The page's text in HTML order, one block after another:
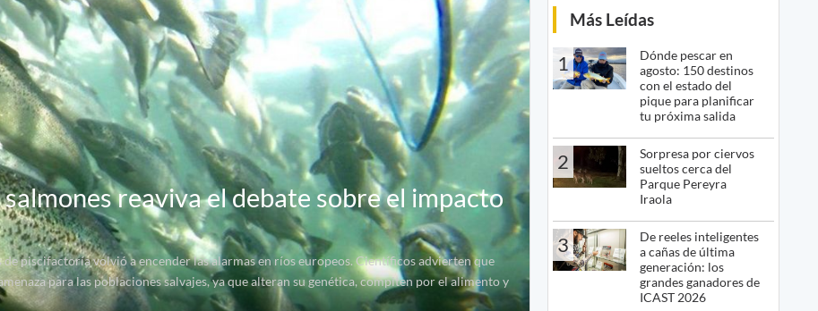
reaviva el debate sobre el impacto
de piscifactoría volvió a encender las alarmas en ríos europeos. Científicos advierten que
para las poblaciones salvajes, ya que alteran su genética, compiten por el alimento y
Más Leídas
1
Dónde pescar en
agosto: 150 destinos
con el estado del
pique para planificar
tu próxima salida
2
Sorpresa por ciervos
sueltos cerca del
Parque Pereyra
Iraola
3
De reeles inteligentes
a cañas de última
generación: los
grandes ganadores de
ICAST 2026